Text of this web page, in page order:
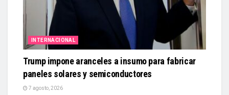
INTERNACIONAL
Trump impone aranceles a insumo para fabricar
paneles solares y semiconductores
7 agosto, 2026